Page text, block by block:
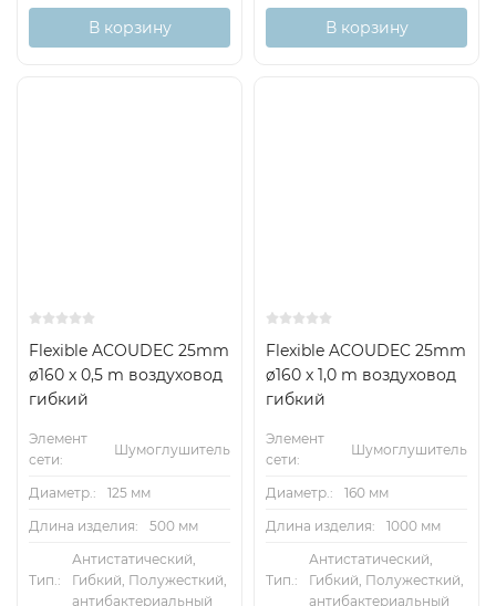
В корзину В корзину
Flexible ACOUDEC 25mm
ø160 x 0,5 m воздуховод
гибкий
Элемент
сети:
Шумоглушитель
Диаметр.:
125 мм
Длина изделия:
500 мм
Тип.:
Антистатический,
Гибкий, Полужесткий,
антибактериальный
Flexible ACOUDEC 25mm
ø160 x 1,0 m воздуховод
гибкий
Элемент
сети:
Шумоглушитель
Диаметр.:
160 мм
Длина изделия:
1000 мм
Тип.:
Антистатический,
Гибкий, Полужесткий,
антибактериальный